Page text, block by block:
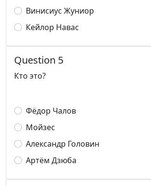
Винисиус Жуниор
Кейлор Навас
Question 5
Кто это?
Фёдор Чалов
Мойзес
Александр Головин
Артём Дзюба